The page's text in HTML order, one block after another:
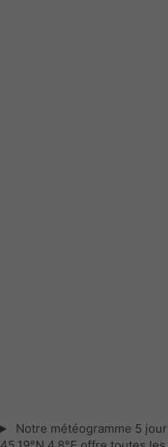
Notre météogramme 5